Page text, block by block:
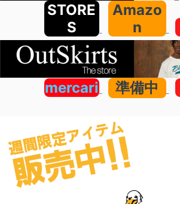
STORE
S
Amazo
n
mercari 準備中